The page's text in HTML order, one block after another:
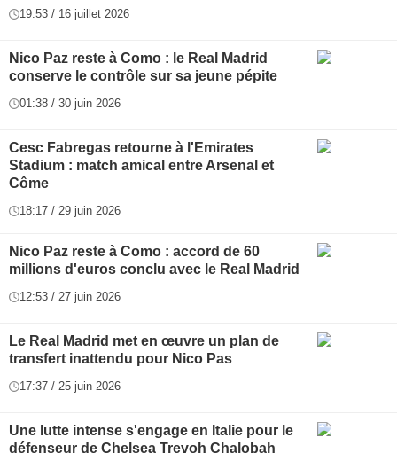
19:53 / 16 juillet 2026
Nico Paz reste à Como : le Real Madrid
conserve le contrôle sur sa jeune pépite
01:38 / 30 juin 2026
Cesc Fabregas retourne à l'Emirates
Stadium : match amical entre Arsenal et
Côme
18:17 / 29 juin 2026
Nico Paz reste à Como : accord de 60
millions d'euros conclu avec le Real Madrid
12:53 / 27 juin 2026
Le Real Madrid met en œuvre un plan de
transfert inattendu pour Nico Pas
17:37 / 25 juin 2026
Une lutte intense s'engage en Italie pour le
défenseur de Chelsea Trevoh Chalobah